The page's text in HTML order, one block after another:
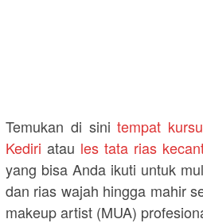
Temukan di sinitempat
Kediri atau les tata rias
yang bisa Anda ikuti untuk
dan rias wajah hingga mahir
makeup artist (MUA)